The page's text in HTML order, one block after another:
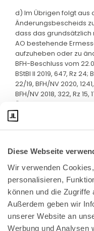
Diese Webseite
Wir verwenden
personalisieren,
können und die
Außerdem geben wir
unserer Website an
Werbung und Analysen
d) Im Übrigen folgt aus
Änderungsbescheids
dass das grundsätzlich
AO bestehende
aufzuheben oder zu
BFH-Beschluss vom
BStBl II 2019, 647, Rz
22/19, BFH/NV 2020,
BFH/NV 2018, 322, Rz
Änderung verpflichtet ist.
Bundeskanzlerplatz 2